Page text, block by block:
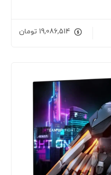
19,086,514 تومان